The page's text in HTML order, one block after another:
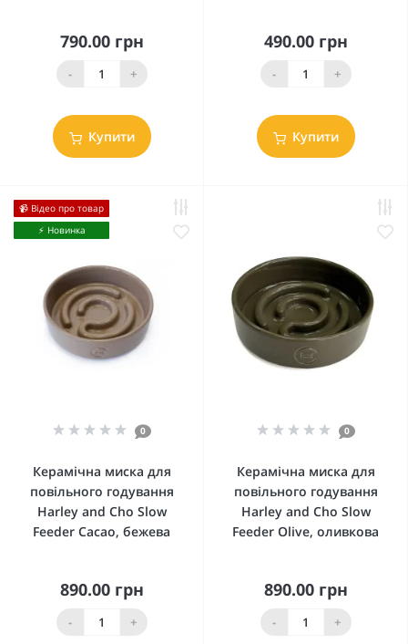
790.00 грн
- +
Купити
490.00 грн
- +
Купити
📹 Відео про товар
⚡️ Новинка
0
Керамічна миска для
повільного годування
Harley and Cho Slow
Feeder Cacao, бежева
890.00 грн
- +
0
Керамічна миска для
повільного годування
Harley and Cho Slow
Feeder Olive, оливкова
890.00 грн
- +